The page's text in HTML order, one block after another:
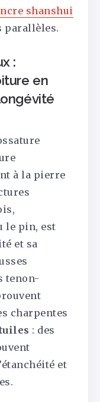
shanshui
parallèles.
:
en
à la pierre
le pin, est
et sa
tenon-
charpentes
: des
et